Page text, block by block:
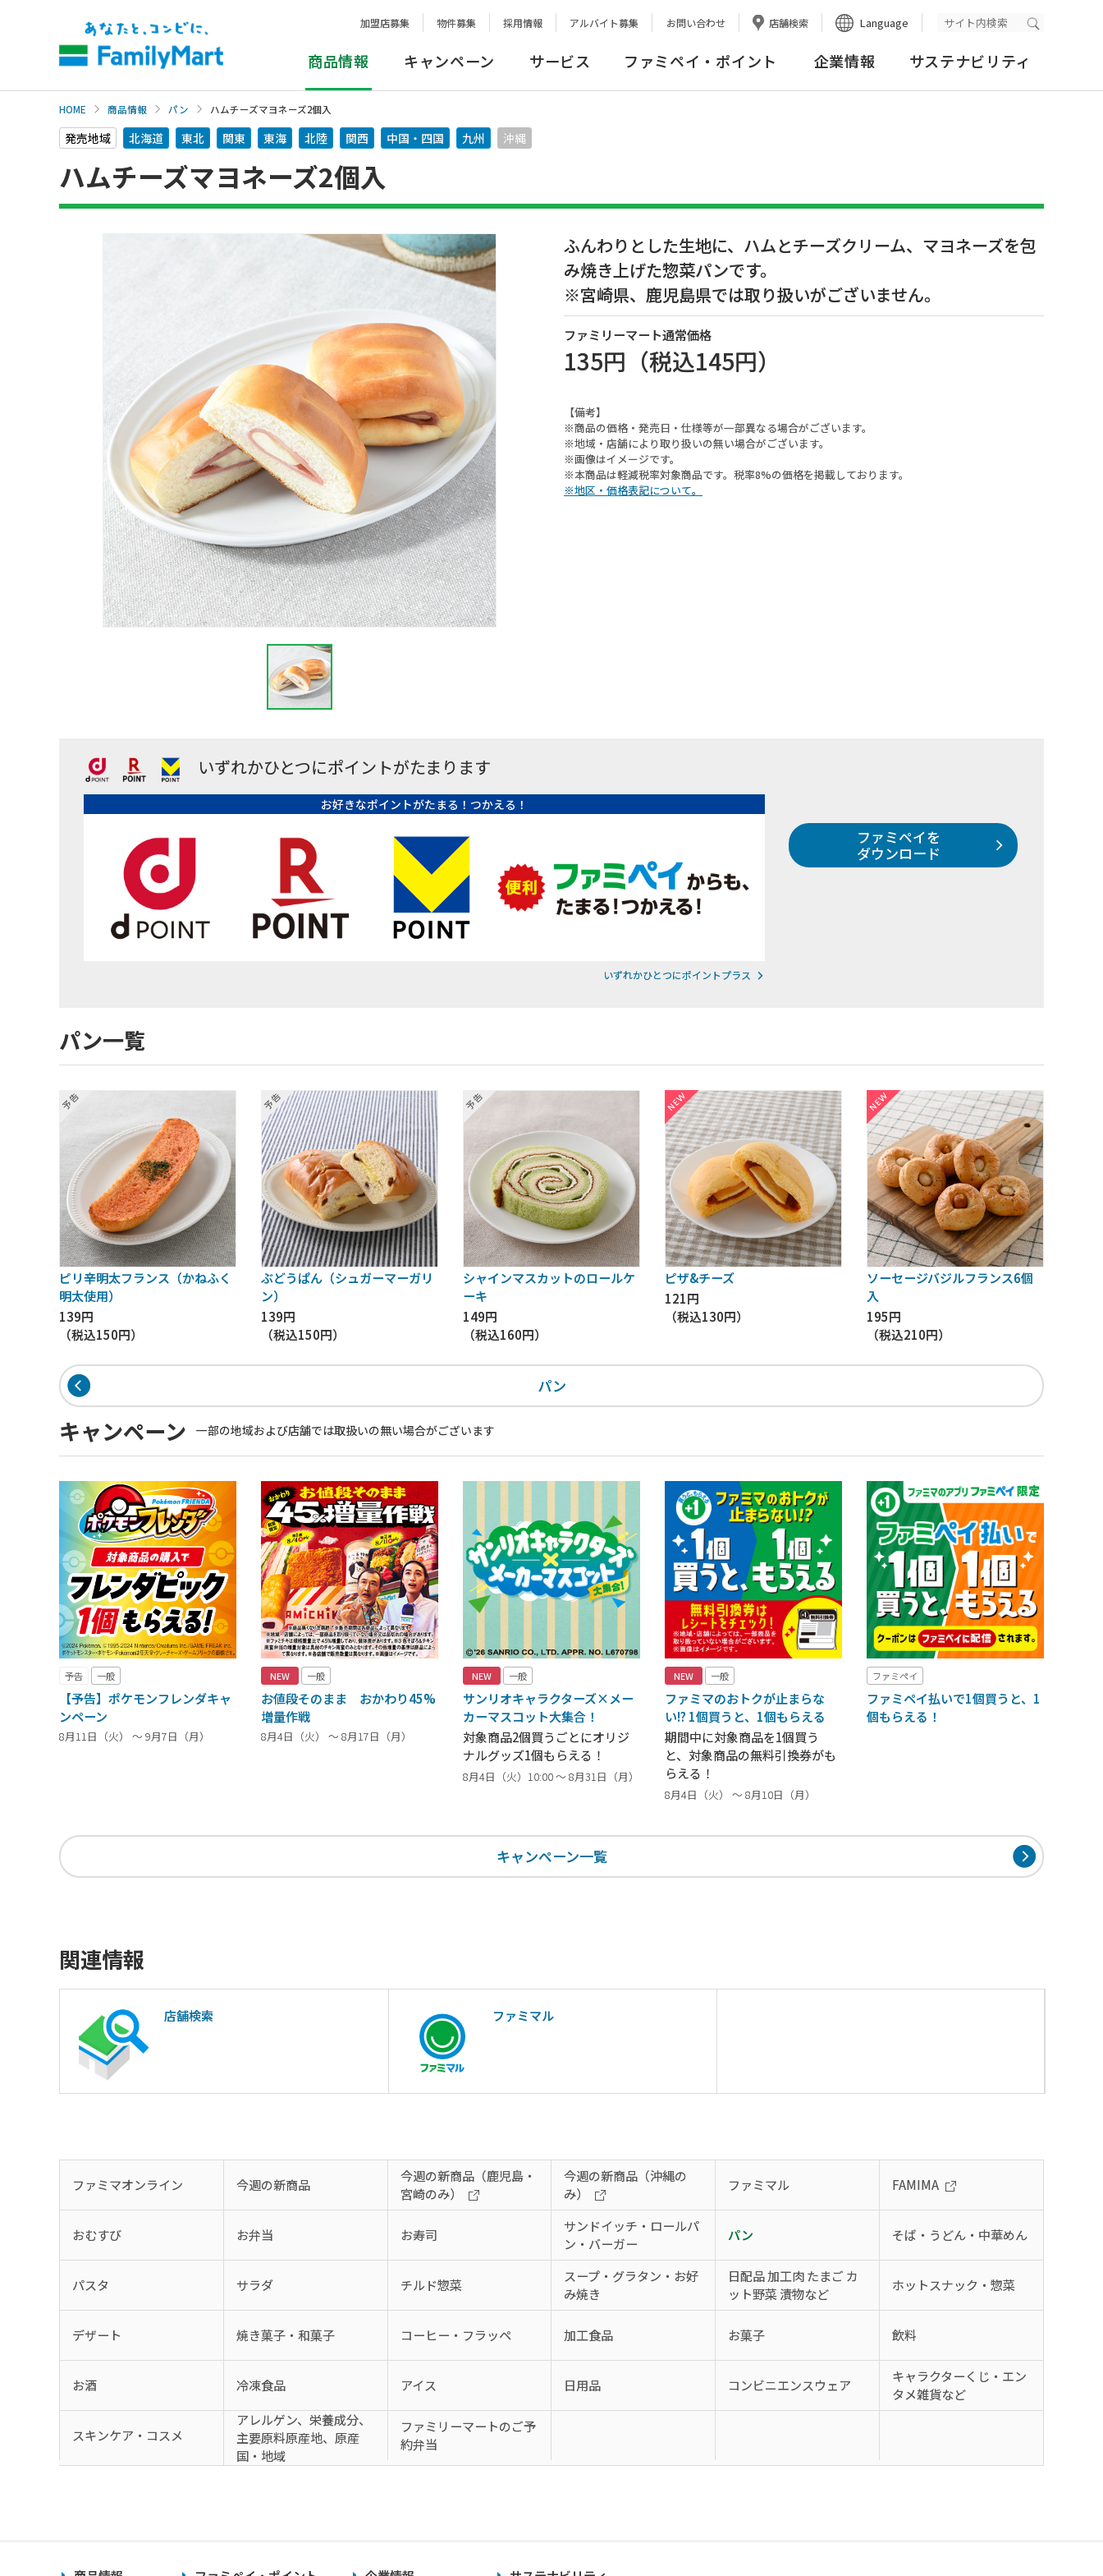
加盟店募集 物件募集 採用情報 アルバイト募集 お問い合わせ 店舗検索 Language 検索実行
商品情報 キャンペーン サービス ファミペイ・ポイント 企業情報 サステナビリティ
HOME 商品情報 パン ハムチーズマヨネーズ2個入
発売地域 北海道 東北 関東 東海 北陸 関西 中国・四国 九州 沖縄
ハムチーズマヨネーズ2個入
ふんわりとした生地に、ハムとチーズクリーム、マヨネーズを包
み焼き上げた惣菜パンです。
※宮崎県、鹿児島県では取り扱いがございません。
ファミリーマート通常価格
135円 （税込145円）
【備考】
※商品の価格・発売日・仕様等が一部異なる場合がございます。
※地域・店舗により取り扱いの無い場合がございます。
※画像はイメージです。
※本商品は軽減税率対象商品です。税率8%の価格を掲載しております。
※地区・価格表記について。
いずれかひとつにポイントがたまります
お好きなポイントがたまる！つかえる！
いずれかひとつにポイントプラス
ファミペイを
ダウンロード
パン一覧
ピリ辛明太フランス（かねふく
明太使用）
139円
（税込150円）
ぶどうぱん（シュガーマーガリ
ン）
139円
（税込150円）
シャインマスカットのロールケ
ーキ
149円
（税込160円）
ピザ&チーズ
121円
（税込130円）
ソーセージバジルフランス6個
入
195円
（税込210円）
パン
キャンペーン 一部の地域および店舗では取扱いの無い場合がございます
予告 一般
【予告】ポケモンフレンダキャ
ンペーン
8月11日（火） ～ 9月7日（月）
NEW 一般
お値段そのまま おかわり45%
増量作戦
8月4日（火） ～ 8月17日（月）
NEW 一般
サンリオキャラクターズ×メー
カーマスコット大集合！
対象商品2個買うごとにオリジ
ナルグッズ1個もらえる！
8月4日（火）10:00 ～ 8月31日（月）
NEW 一般
ファミマのおトクが止まらな
い!? 1個買うと、1個もらえる
期間中に対象商品を1個買う
と、対象商品の無料引換券がも
らえる！
8月4日（火） ～ 8月10日（月）
ファミペイ
ファミペイ払いで1個買うと、1
個もらえる！
キャンペーン一覧
関連情報
店舗検索 ファミマル
ファミマオンライン 今週の新商品
今週の新商品（鹿児島・
宮崎のみ）
今週の新商品（沖縄の
み）
ファミマル FAMIMA
おむすび お弁当 お寿司
サンドイッチ・ロールパ
ン・バーガー
パン そば・うどん・中華めん
パスタ サラダ チルド惣菜
スープ・グラタン・お好
み焼き
日配品 加工肉 たまご カ
ット野菜 漬物など
ホットスナック・惣菜
デザート 焼き菓子・和菓子 コーヒー・フラッペ 加工食品 お菓子 飲料
お酒 冷凍食品 アイス 日用品 コンビニエンスウェア
キャラクターくじ・エン
タメ雑貨など
スキンケア・コスメ
アレルゲン、栄養成分、
主要原料原産地、原産
国・地域
ファミリーマートのご予
約弁当